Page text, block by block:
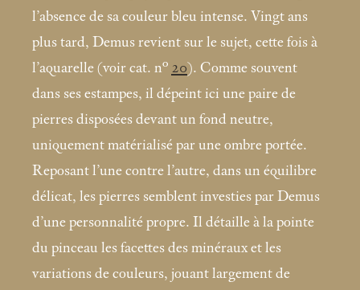
l’absence de sa couleur bleu intense. Vingt ans
plus tard, Demus revient sur le sujet, cette fois à
l’aquarelle (voir cat. n° 20). Comme souvent
dans ses estampes, il dépeint ici une paire de
pierres disposées devant un fond neutre,
uniquement matérialisé par une ombre portée.
Reposant l’une contre l’autre, dans un équilibre
délicat, les pierres semblent investies par Demus
d’une personnalité propre. Il détaille à la pointe
du pinceau les facettes des minéraux et les
variations de couleurs, jouant largement de